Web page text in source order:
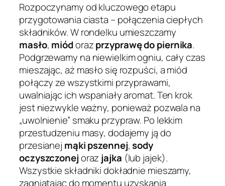
Rozpoczynamy od kluczowego etapu
przygotowania ciasta – połączenia ciepłych
składników. W rondelku umieszczamy
masło, miódorazprzyprawę do piernika.
Podgrzewamy na niewielkim ogniu, cały czas
mieszając, aż masło się rozpuści, a miód
połączy ze wszystkimi przyprawami,
uwalniając ich wspaniały aromat. Ten krok
jest niezwykle ważny, ponieważ pozwala na
„uwolnienie” smaku przypraw. Po lekkim
przestudzeniu masy, dodajemy ją do
przesianej mąki pszennej,sody
oczyszczonejoraz jajka (lub jajek).
Wszystkie składniki dokładnie mieszamy,
zagniatając do momentu uzyskania